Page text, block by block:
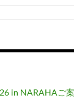
in NARAHAご